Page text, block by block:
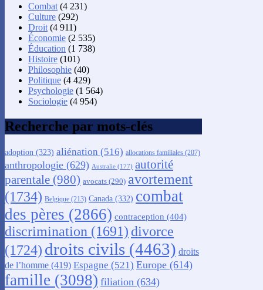
Combat (4 231)
Culture (292)
Droit (4 911)
Économie (2 535)
Éducation (1 738)
Histoire (101)
Philosophie (40)
Politique (4 429)
Psychologie (1 564)
Sociologie (4 954)
Recherche par mots-clés
adoption (323) aliénation (516) allocations familiales (207)
anthropologie (629) Australie (177) autorité
parentale (980) avocats (290) avortement
(1734) Belgique (213) Canada (332) combat
des pères (2866) contraception (404)
discrimination (1691) divorce
(1724) droits civils (4463) droits
de l’homme (419) Espagne (521) Europe (614)
famille (3098) filiation (634)